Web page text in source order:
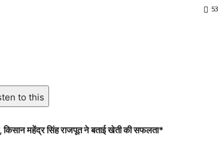
53
to this
महेंद्र सिंह राजपूत ने बताई खेती की सफलता*